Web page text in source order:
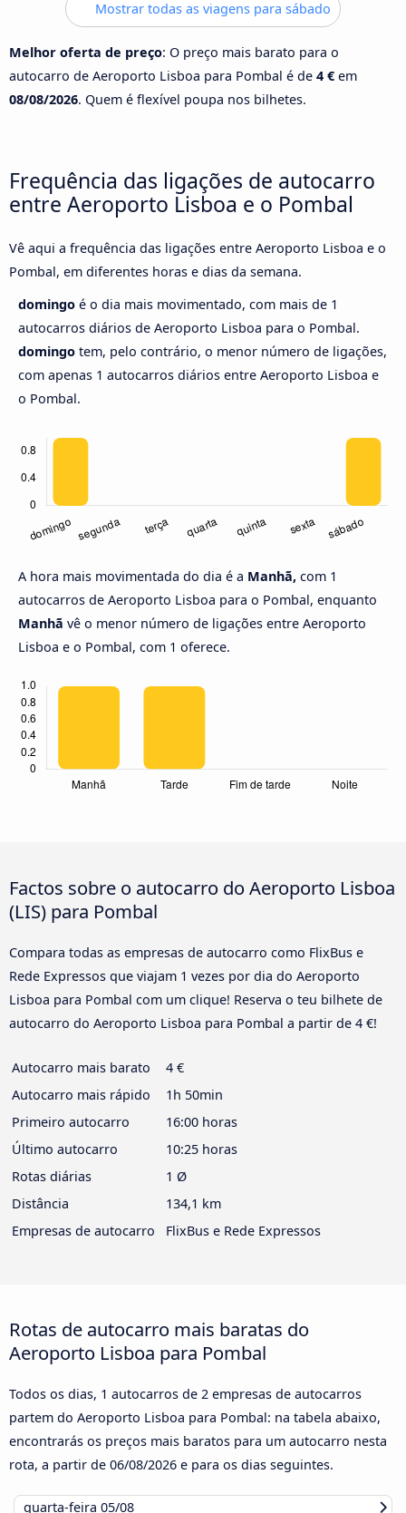
Mostrar todas as viagens para sábado
Melhor oferta de preço: O preço mais barato para o
autocarro de Aeroporto Lisboa para Pombal é de 4 € em
08/08/2026. Quem é flexível poupa nos bilhetes.
Frequência das ligações de autocarro
entre Aeroporto Lisboa e o Pombal
Vê aqui a frequência das ligações entre Aeroporto Lisboa e o
Pombal, em diferentes horas e dias da semana.
domingo é o dia mais movimentado, com mais de 1
autocarros diários de Aeroporto Lisboa para o Pombal.
domingo tem, pelo contrário, o menor número de ligações,
com apenas 1 autocarros diários entre Aeroporto Lisboa e
o Pombal.
A hora mais movimentada do dia é a Manhã, com 1
autocarros de Aeroporto Lisboa para o Pombal, enquanto
Manhã vê o menor número de ligações entre Aeroporto
Lisboa e o Pombal, com 1 oferece.
Factos sobre o autocarro do Aeroporto Lisboa
(LIS) para Pombal
Compara todas as empresas de autocarro como FlixBus e
Rede Expressos que viajam 1 vezes por dia do Aeroporto
Lisboa para Pombal com um clique! Reserva o teu bilhete de
autocarro do Aeroporto Lisboa para Pombal a partir de 4 €!
Autocarro mais barato
4 €
Autocarro mais rápido
1h 50min
Primeiro autocarro
16:00 horas
Último autocarro
10:25 horas
Rotas diárias
1 Ø
Distância
134,1 km
Empresas de autocarro
FlixBus e Rede Expressos
Rotas de autocarro mais baratas do
Aeroporto Lisboa para Pombal
Todos os dias, 1 autocarros de 2 empresas de autocarros
partem do Aeroporto Lisboa para Pombal: na tabela abaixo,
encontrarás os preços mais baratos para um autocarro nesta
rota, a partir de 06/08/2026 e para os dias seguintes.
quarta-feira 05/08